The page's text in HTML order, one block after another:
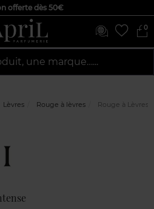
offerte dès 50€
0
une marque…...
Lèvres Rouge à lèvres Rouge à Lèvres